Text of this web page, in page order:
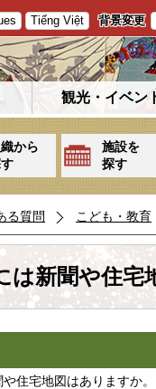
Tiếng Việt 背景変更
観光・イベン
から
施設を
探す
る質問 こども・教育
は新聞や住宅
住宅地図はありますか。